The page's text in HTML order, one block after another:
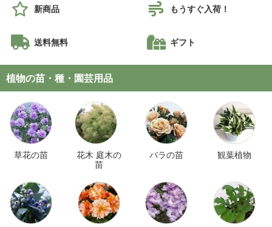
新商品 もうすぐ入荷！
送料無料 ギフト
植物の苗・種・園芸用品
草花の苗
花木 庭木の
苗
バラの苗 観葉植物